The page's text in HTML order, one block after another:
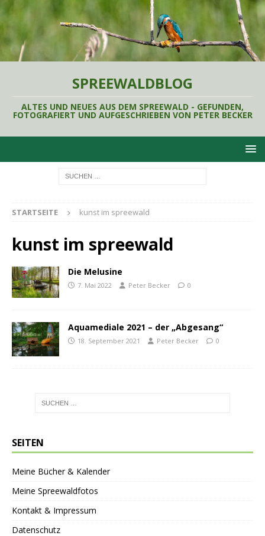
SPREEWALDBLOG
ALTES UND NEUES AUS DEM SPREEWALD - GEFUNDEN,
FOTOGRAFIERT UND AUFGESCHRIEBEN VON PETER BECKER
STARTSEITE kunst im spreewald
kunst im spreewald
Die Melusine
7. Mai 2022 Peter Becker 0
Aquamediale 2021 – der „Abgesang“
18. September 2021 Peter Becker 0
SEITEN
Meine Bücher & Kalender
Meine Spreewaldfotos
Kontakt & Impressum
Datenschutz